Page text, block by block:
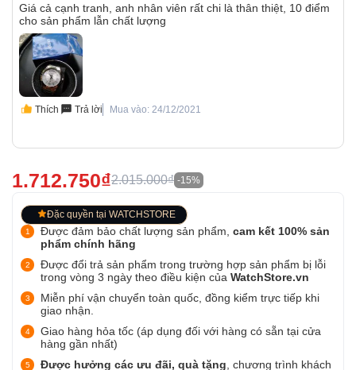
Giá cả cạnh tranh, anh nhân viên rất chi là thân thiệt, 10 điểm
cho sản phẩm lẫn chất lượng
Thích Trả lời Mua vào: 24/12/2021
1.712.750₫2.015.000₫ -15%
Đặc quyền tại WATCHSTORE
Được đảm bảo chất lượng sản phẩm, cam kết 100% sản
phẩm chính hãng
Được đổi trả sản phẩm trong trường hợp sản phẩm bị lỗi
trong vòng 3 ngày theo điều kiện của WatchStore.vn
Miễn phí vận chuyển toàn quốc, đồng kiểm trực tiếp khi
giao nhận.
Giao hàng hỏa tốc (áp dụng đối với hàng có sẵn tại cửa
hàng gần nhất)
Được hưởng các ưu đãi, quà tặng, chương trình khách